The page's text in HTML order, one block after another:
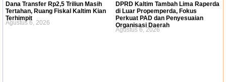
Dana Transfer Rp2,5 Triliun Masih
Tertahan, Ruang Fiskal Kaltim Kian
Terhimpit
Agustus 6, 2026
DPRD Kaltim Tambah Lima Raperda
di Luar Propemperda, Fokus
Perkuat PAD dan Penyesuaian
Organisasi Daerah
Agustus 6, 2026